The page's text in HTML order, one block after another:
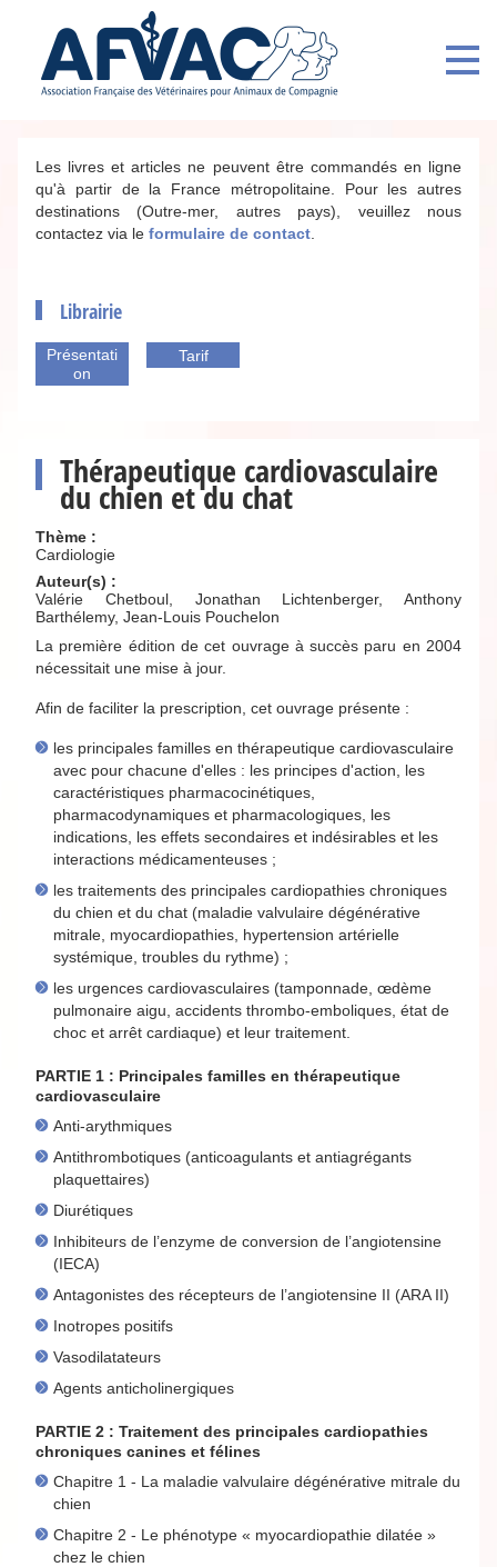
Les livres et articles ne peuvent être commandés en ligne
qu'à partir de la France métropolitaine. Pour les autres
destinations (Outre-mer, autres pays), veuillez nous
contactez via le formulaire de contact
Librairie
Présentati
on
Tarif
Thérapeutique cardiovasculaire
du chien et du chat
Thème :
Cardiologie
Auteur(s) :
Valérie Chetboul, Jonathan Lichtenberger, Anthony
Barthélemy, Jean-Louis Pouchelon
La première édition de cet ouvrage à succès paru en 2004
nécessitait une mise à jour.
Afin de faciliter la prescription, cet ouvrage présente :
les principales familles en thérapeutique cardiovasculaire
avec pour chacune d'elles : les principes d'action, les
caractéristiques pharmacocinétiques,
pharmacodynamiques et pharmacologiques, les
indications, les effets secondaires et indésirables et les
interactions médicamenteuses ;
les traitements des principales cardiopathies chroniques
du chien et du chat (maladie valvulaire dégénérative
mitrale, myocardiopathies, hypertension artérielle
systémique, troubles du rythme) ;
les urgences cardiovasculaires (tamponnade, œdème
pulmonaire aigu, accidents thrombo-emboliques, état de
choc et arrêt cardiaque) et leur traitement.
PARTIE 1 : Principales familles en thérapeutique
cardiovasculaire
Anti-arythmiques
Antithrombotiques (anticoagulants et antiagrégants
plaquettaires)
Diurétiques
Inhibiteurs de l’enzyme de conversion de l’angiotensine
(IECA)
Antagonistes des récepteurs de l’angiotensine II (ARA II)
Inotropes positifs
Vasodilatateurs
Agents anticholinergiques
PARTIE 2 : Traitement des principales cardiopathies
chroniques canines et félines
Chapitre 1 - La maladie valvulaire dégénérative mitrale du
chien
Chapitre 2 - Le phénotype « myocardiopathie dilatée »
chez le chien